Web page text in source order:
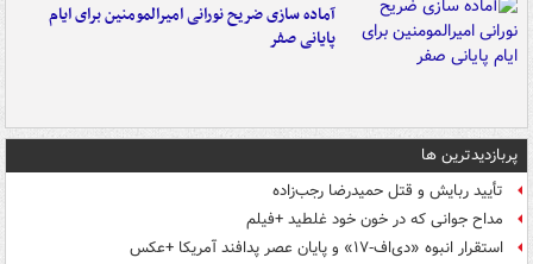
آماده سازی ضریح نورانی امیرالمومنین برای ایام
پایانی صفر
پربازدیدترین ها
تأیید ربایش و قتل حمیدرضا رجب‌زاده
مداح جوانی که در خون خود غلطید +فیلم
استقرار انبوه «دی‌اف‑۱۷» و پایان عصر پدافند آمریکا +عکس